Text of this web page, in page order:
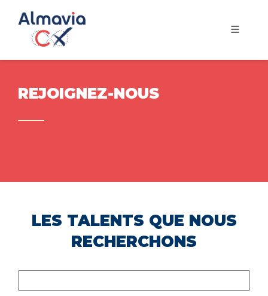
REJOIGNEZ-NOUS
LES TALENTS QUE NOUS
RECHERCHONS